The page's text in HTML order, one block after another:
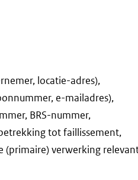
locatie-adres),
e-mailadres),
BRS-nummer,
tot faillissement,
(primaire) verwerking